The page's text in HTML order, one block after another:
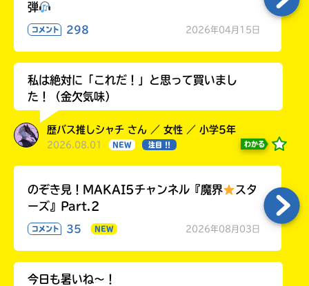
弾
コメント 298 2026年04月15日
私は絶対に「これだ！」と思って買いまし
た！（金欠気味）
歴バス推しシャチ さん ／ 女性 ／ 小学5年
2026.08.01 NEW 注目 !! わかる
のぞき見！MAKAI5チャンネル『魔界
スタ
ーズ』Part.2
コメント 35 NEW 2026年08月03日
今日も暑いね〜！